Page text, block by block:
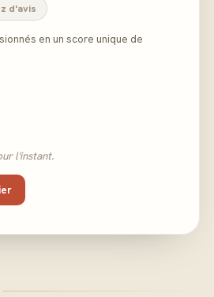
d'avis
en un score unique de
l'instant.